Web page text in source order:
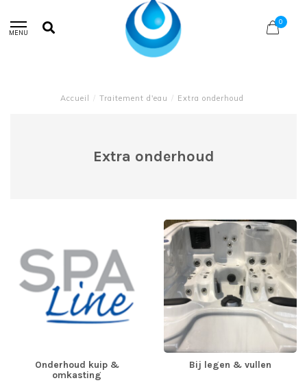
MENU
0
Accueil / Traitement d'eau / Extra onderhoud
Extra onderhoud
Onderhoud kuip &
omkasting
Bij legen & vullen